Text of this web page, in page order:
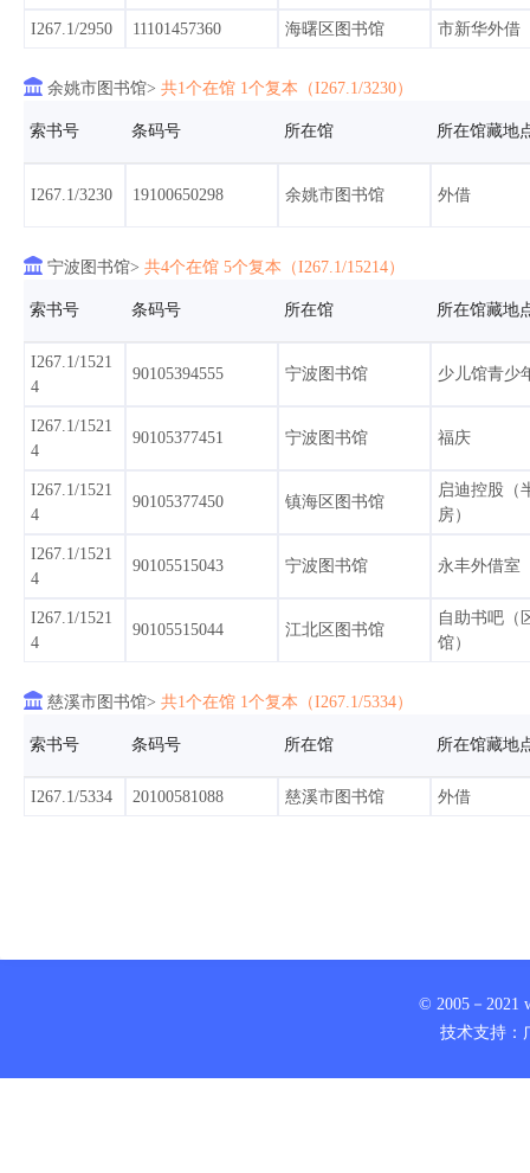
I267.1/2950 11101457360 海曙区图书馆 市新华外借
 余姚市图书馆> 共1个在馆 1个复本（I267.1/3230）
索书号 条码号 所在馆 所在馆藏地
I267.1/3230 19100650298 余姚市图书馆 外借
 宁波图书馆> 共4个在馆 5个复本（I267.1/15214）
索书号 条码号 所在馆 所在馆藏地
I267.1/1521
4
90105394555 宁波图书馆 少儿馆青少
I267.1/1521
4
90105377451 宁波图书馆 福庆
I267.1/1521
4
90105377450 镇海区图书馆
启迪控股（
房）
I267.1/1521
4
90105515043 宁波图书馆 永丰外借室
I267.1/1521
4
90105515044 江北区图书馆
自助书吧（
馆）
 慈溪市图书馆> 共1个在馆 1个复本（I267.1/5334）
索书号 条码号 所在馆 所在馆藏地
I267.1/5334 20100581088 慈溪市图书馆 外借
© 2005－2021
技术支持：